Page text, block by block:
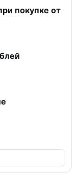
покупке от